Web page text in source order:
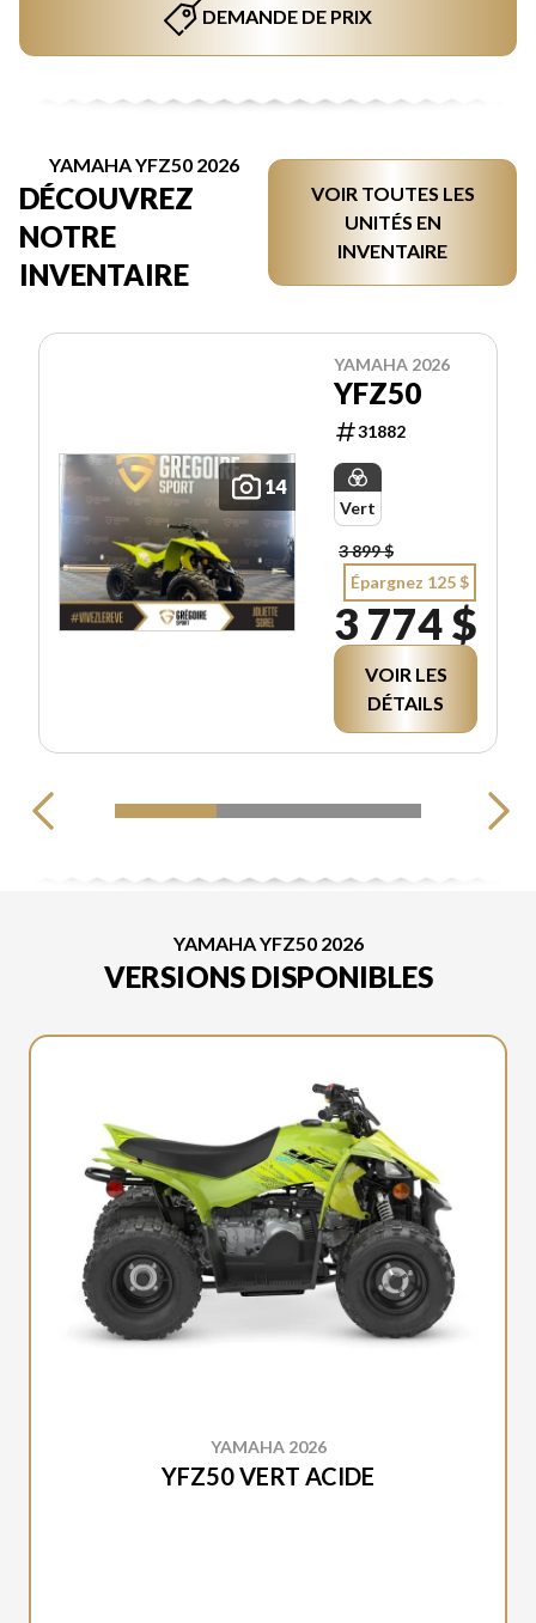
DEMANDE DE PRIX
YAMAHA YFZ50 2026
DÉCOUVREZ
NOTRE
INVENTAIRE
VOIR TOUTES LES
UNITÉS EN
INVENTAIRE
14
YAMAHA 2026
YFZ50
31882
Vert
3 899 $
Épargnez 125 $
3 774 $
VOIR LES
DÉTAILS
YAMAHA YFZ50 2026
VERSIONS DISPONIBLES
YAMAHA 2026
YFZ50 VERT ACIDE